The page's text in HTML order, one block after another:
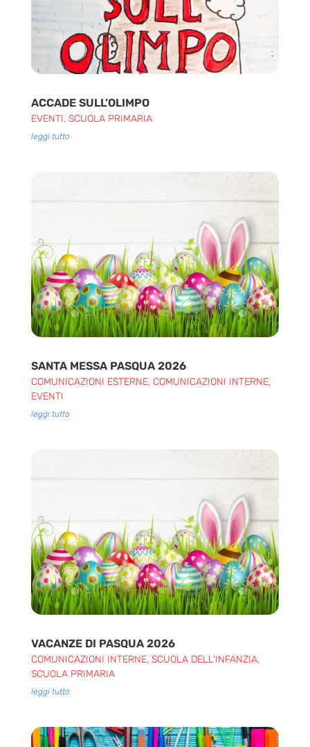
ACCADE SULL’OLIMPO
EVENTI, SCUOLA PRIMARIA
leggi tutto
SANTA MESSA PASQUA 2026
COMUNICAZIONI ESTERNE, COMUNICAZIONI INTERNE,
EVENTI
leggi tutto
VACANZE DI PASQUA 2026
COMUNICAZIONI INTERNE, SCUOLA DELL'INFANZIA,
SCUOLA PRIMARIA
leggi tutto